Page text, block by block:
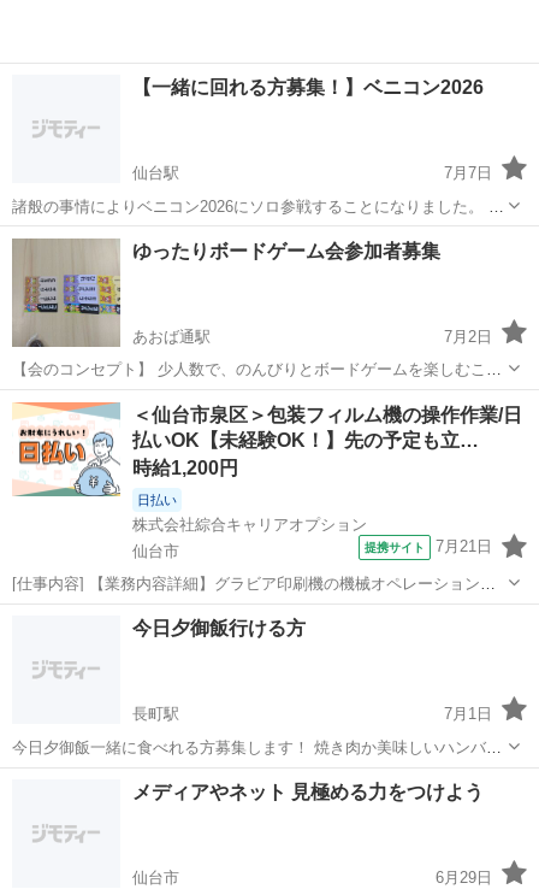
【一緒に回れる方募集！】ベニコン2026
仙台駅
7月7日
諸般の事情によりベニコン2026にソロ参戦することになりました。 さ
すがに1人で参加するのは無理そうかなと思い、一緒に回ってくださる
を加えたい こんな方...
宮城 仙台市 仙台駅 その他
ゆったりボードゲーム会参加者募集
あおば通駅
7月2日
【会のコンセプト】 少人数で、のんびりとボードゲームを楽しむこと
をコンセプトにした会です。 「遊んでみたいけど、大人数は苦手」
「あまりにぎやかな場はちょっと疲れてしまう」 そんな方にも安心し
て参加してい...
宮城 仙台市 あおば通駅 その他
＜仙台市泉区＞包装フィルム機の操作作業/日
払いOK【未経験OK！】先の予定も立…
時給1,200円
日払い
株式会社綜合キャリアオプション
仙台市
提携サイト 7月21日
[仕事内容] 【業務内容詳細】グラビア印刷機の機械オペレーション業
務・機械にシリンダーの脱着・機械で自動洗浄されるためその管理・
洗浄が終わり次第シリンダーを外し吹き上げをして指定場所に格納し
ていく。 【取扱い製品情報】お菓子...
工場
今日夕御飯行ける方
長町駅
7月1日
今日夕御飯一緒に食べれる方募集します！ 焼き肉か美味しいハンバー
グ屋さん知ってるので良かったら行きましょう☺️ 年齢書いてメッセー
ジください！宜しくお願いします✨
長町駅 その他
メディアやネット 見極める力をつけよう
仙台市 6月29日